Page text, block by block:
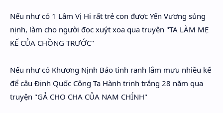
Nếu như có 1 Lâm Vị Hi rất trẻ con được Yến Vương sủng
nịnh, làm cho người đọc xuýt xoa qua truyện "TA LÀM MẸ
KẾ CỦA CHỒNG TRƯỚC"
Nếu như có Khương Nịnh Bảo tinh ranh lắm mưu nhiều kế
để câu Định Quốc Công Tạ Hành trinh trắng 28 năm qua
truyện "GẢ CHO CHA CỦA NAM CHÍNH"